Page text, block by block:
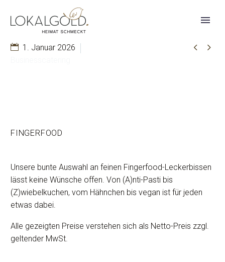
 
1. Januar 2026
FINGERFOOD
Unsere bunte Auswahl an feinen Fingerfood-Leckerbissen
lässt keine Wünsche offen. Von (A)nti-Pasti bis
(Z)wiebelkuchen, vom Hähnchen bis vegan ist für jeden
etwas dabei.
Alle gezeigten Preise verstehen sich als Netto-Preis zzgl.
geltender MwSt.